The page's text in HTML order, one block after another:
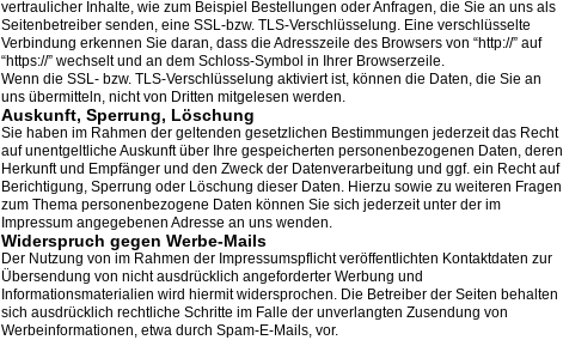
vertraulicher Inhalte, wie zum Beispiel Bestellungen oder Anfragen, die Sie an uns als
Seitenbetreiber senden, eine SSL-bzw. TLS-Verschlüsselung. Eine verschlüsselte
Verbindung erkennen Sie daran, dass die Adresszeile des Browsers von “http://” auf
“https://” wechselt und an dem Schloss-Symbol in Ihrer Browserzeile.
Wenn die SSL- bzw. TLS-Verschlüsselung aktiviert ist, können die Daten, die Sie an
uns übermitteln, nicht von Dritten mitgelesen werden.
Auskunft, Sperrung, Löschung
Sie haben im Rahmen der geltenden gesetzlichen Bestimmungen jederzeit das Recht
auf unentgeltliche Auskunft über Ihre gespeicherten personenbezogenen Daten, deren
Herkunft und Empfänger und den Zweck der Datenverarbeitung und ggf. ein Recht auf
Berichtigung, Sperrung oder Löschung dieser Daten. Hierzu sowie zu weiteren Fragen
zum Thema personenbezogene Daten können Sie sich jederzeit unter der im
Impressum angegebenen Adresse an uns wenden.
Widerspruch gegen Werbe-Mails
Der Nutzung von im Rahmen der Impressumspflicht veröffentlichten Kontaktdaten zur
Übersendung von nicht ausdrücklich angeforderter Werbung und
Informationsmaterialien wird hiermit widersprochen. Die Betreiber der Seiten behalten
sich ausdrücklich rechtliche Schritte im Falle der unverlangten Zusendung von
Werbeinformationen, etwa durch Spam-E-Mails, vor.